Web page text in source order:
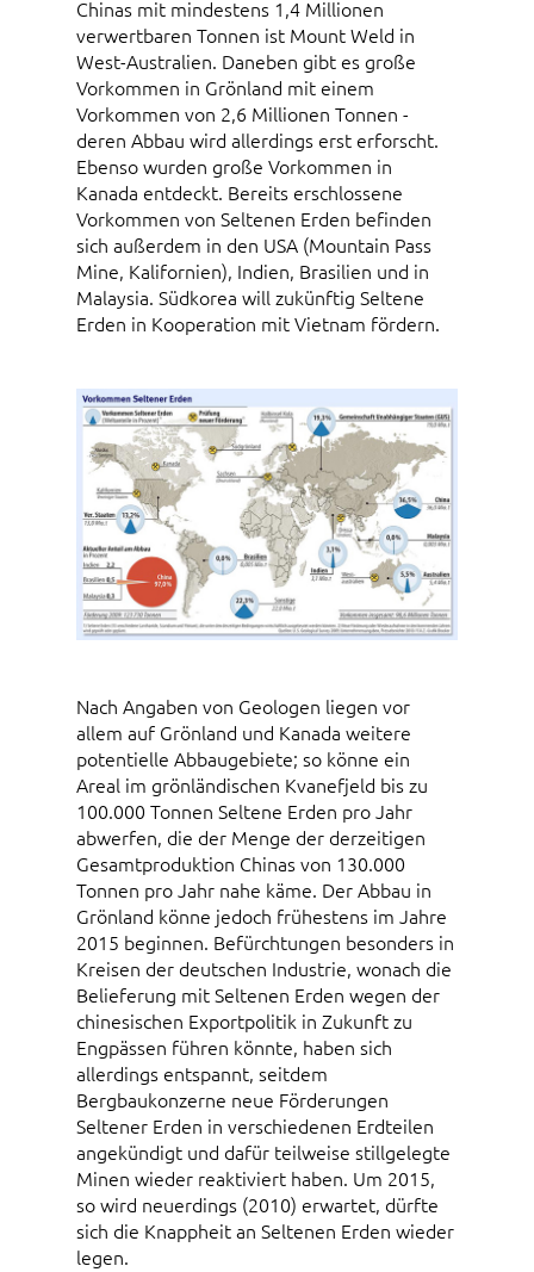
Chinas mit mindestens 1,4 Millionen
verwertbaren Tonnen ist Mount Weld in
West-Australien. Daneben gibt es große
Vorkommen in Grönland mit einem
Vorkommen von 2,6 Millionen Tonnen -
deren Abbau wird allerdings erst erforscht.
Ebenso wurden große Vorkommen in
Kanada entdeckt. Bereits erschlossene
Vorkommen von Seltenen Erden befinden
sich außerdem in den USA (Mountain Pass
Mine, Kalifornien), Indien, Brasilien und in
Malaysia. Südkorea will zukünftig Seltene
Erden in Kooperation mit Vietnam fördern.
Nach Angaben von Geologen liegen vor
allem auf Grönland und Kanada weitere
potentielle Abbaugebiete; so könne ein
Areal im grönländischen Kvanefjeld bis zu
100.000 Tonnen Seltene Erden pro Jahr
abwerfen, die der Menge der derzeitigen
Gesamtproduktion Chinas von 130.000
Tonnen pro Jahr nahe käme. Der Abbau in
Grönland könne jedoch frühestens im Jahre
2015 beginnen. Befürchtungen besonders in
Kreisen der deutschen Industrie, wonach die
Belieferung mit Seltenen Erden wegen der
chinesischen Exportpolitik in Zukunft zu
Engpässen führen könnte, haben sich
allerdings entspannt, seitdem
Bergbaukonzerne neue Förderungen
Seltener Erden in verschiedenen Erdteilen
angekündigt und dafür teilweise stillgelegte
Minen wieder reaktiviert haben. Um 2015,
so wird neuerdings (2010) erwartet, dürfte
sich die Knappheit an Seltenen Erden wieder
legen.